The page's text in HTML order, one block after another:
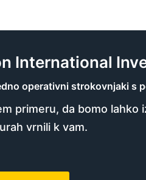
International
operativni strokovnjaki s
primeru, da bomo lahko
vrnili k vam.